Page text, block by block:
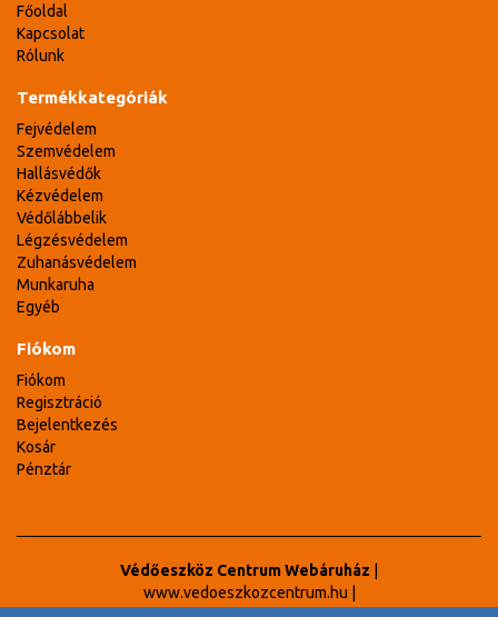
Főoldal
Kapcsolat
Rólunk
Termékkategóriák
Fejvédelem
Szemvédelem
Hallásvédők
Kézvédelem
Védőlábbelik
Légzésvédelem
Zuhanásvédelem
Munkaruha
Egyéb
Fiókom
Fiókom
Regisztráció
Bejelentkezés
Kosár
Pénztár
Védőeszköz Centrum Webáruház
www.vedoeszkozcentrum.hu